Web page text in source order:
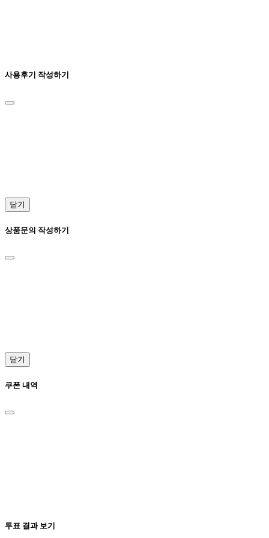
사용후기 작성하기
닫기
상품문의 작성하기
닫기
쿠폰 내역
투표 결과 보기